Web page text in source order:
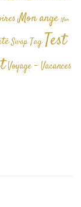
Mon ange Non
Swap TagTest
Voyage - Vacances